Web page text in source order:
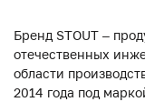
Бренд STOUT –
отечественных
области
2014 года под